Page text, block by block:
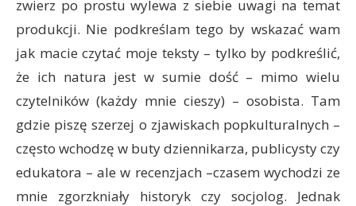
zwierz po prostu wylewa z siebie uwagi na temat
produkcji. Nie podkreślam tego by wskazać wam
jak macie czytać moje teksty – tylko by podkreślić,
że ich natura jest w sumie dość – mimo wielu
czytelników (każdy mnie cieszy) – osobista. Tam
gdzie piszę szerzej o zjawiskach popkulturalnych –
często wchodzę w buty dziennikarza, publicysty czy
edukatora – ale w recenzjach –czasem wychodzi ze
mnie zgorzkniały historyk czy socjolog. Jednak